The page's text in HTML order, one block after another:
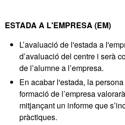
ESTADA A L'EMPRESA (EM)
L’avaluació de l'estada a
d’avaluació del centre i serà
de l’alumne a l’empresa.
En acabar l'estada, la
formació de l’empresa
mitjançant un informe que
pràctiques.